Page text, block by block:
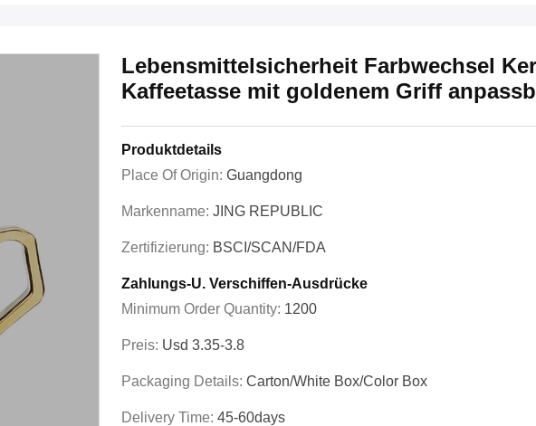
Lebensmittelsicherheit Farbwechsel
Kaffeetasse mit goldenem Griff
Produktdetails
Place Of Origin: Guangdong
Markenname: JING REPUBLIC
Zertifizierung: BSCI/SCAN/FDA
Zahlungs-U. Verschiffen-Ausdrücke
Minimum Order Quantity: 1200
Preis: Usd 3.35-3.8
Packaging Details: Carton/White Box/Color Box
Delivery Time: 45-60days